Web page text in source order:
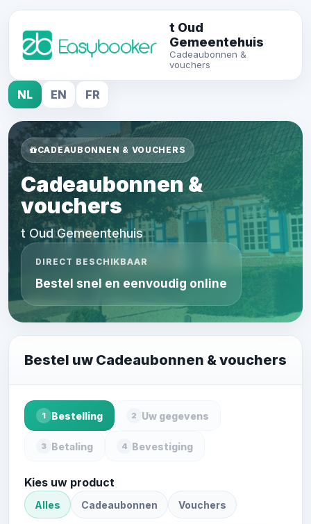
t Oud
Gemeentehuis
Cadeaubonnen &
vouchers
NL EN FR
CADEAUBONNEN & VOUCHERS
Cadeaubonnen &
vouchers
t Oud Gemeentehuis
DIRECT BESCHIKBAAR
Bestel snel en eenvoudig online
Bestel uw Cadeaubonnen & vouchers
1 Bestelling 2 Uw gegevens
3 Betaling 4 Bevestiging
Kies uw product
Alles Cadeaubonnen Vouchers